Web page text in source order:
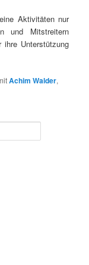
Aktivitäten nur
und Mitstreitern
Unterstützung
Achim Walder,